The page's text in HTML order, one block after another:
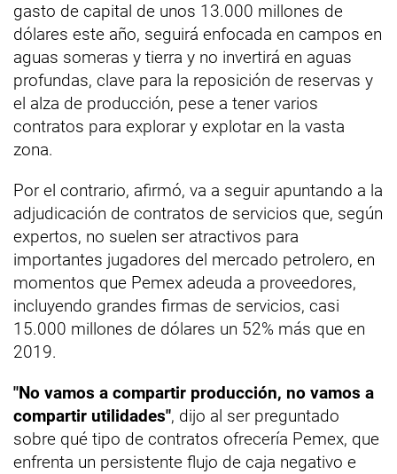
gasto de capital de unos 13.000 millones de
dólares este año, seguirá enfocada en campos en
aguas someras y tierra y no invertirá en aguas
profundas, clave para la reposición de reservas y
el alza de producción, pese a tener varios
contratos para explorar y explotar en la vasta
zona.
Por el contrario, afirmó, va a seguir apuntando a la
adjudicación de contratos de servicios que, según
expertos, no suelen ser atractivos para
importantes jugadores del mercado petrolero, en
momentos que Pemex adeuda a proveedores,
incluyendo grandes firmas de servicios, casi
15.000 millones de dólares un 52% más que en
2019.
"No vamos a compartir producción, no vamos a
compartir utilidades", dijo al ser preguntado
sobre qué tipo de contratos ofrecería Pemex, que
enfrenta un persistente flujo de caja negativo e